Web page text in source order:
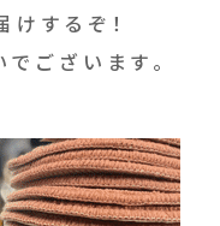
するぞ！
ございます。